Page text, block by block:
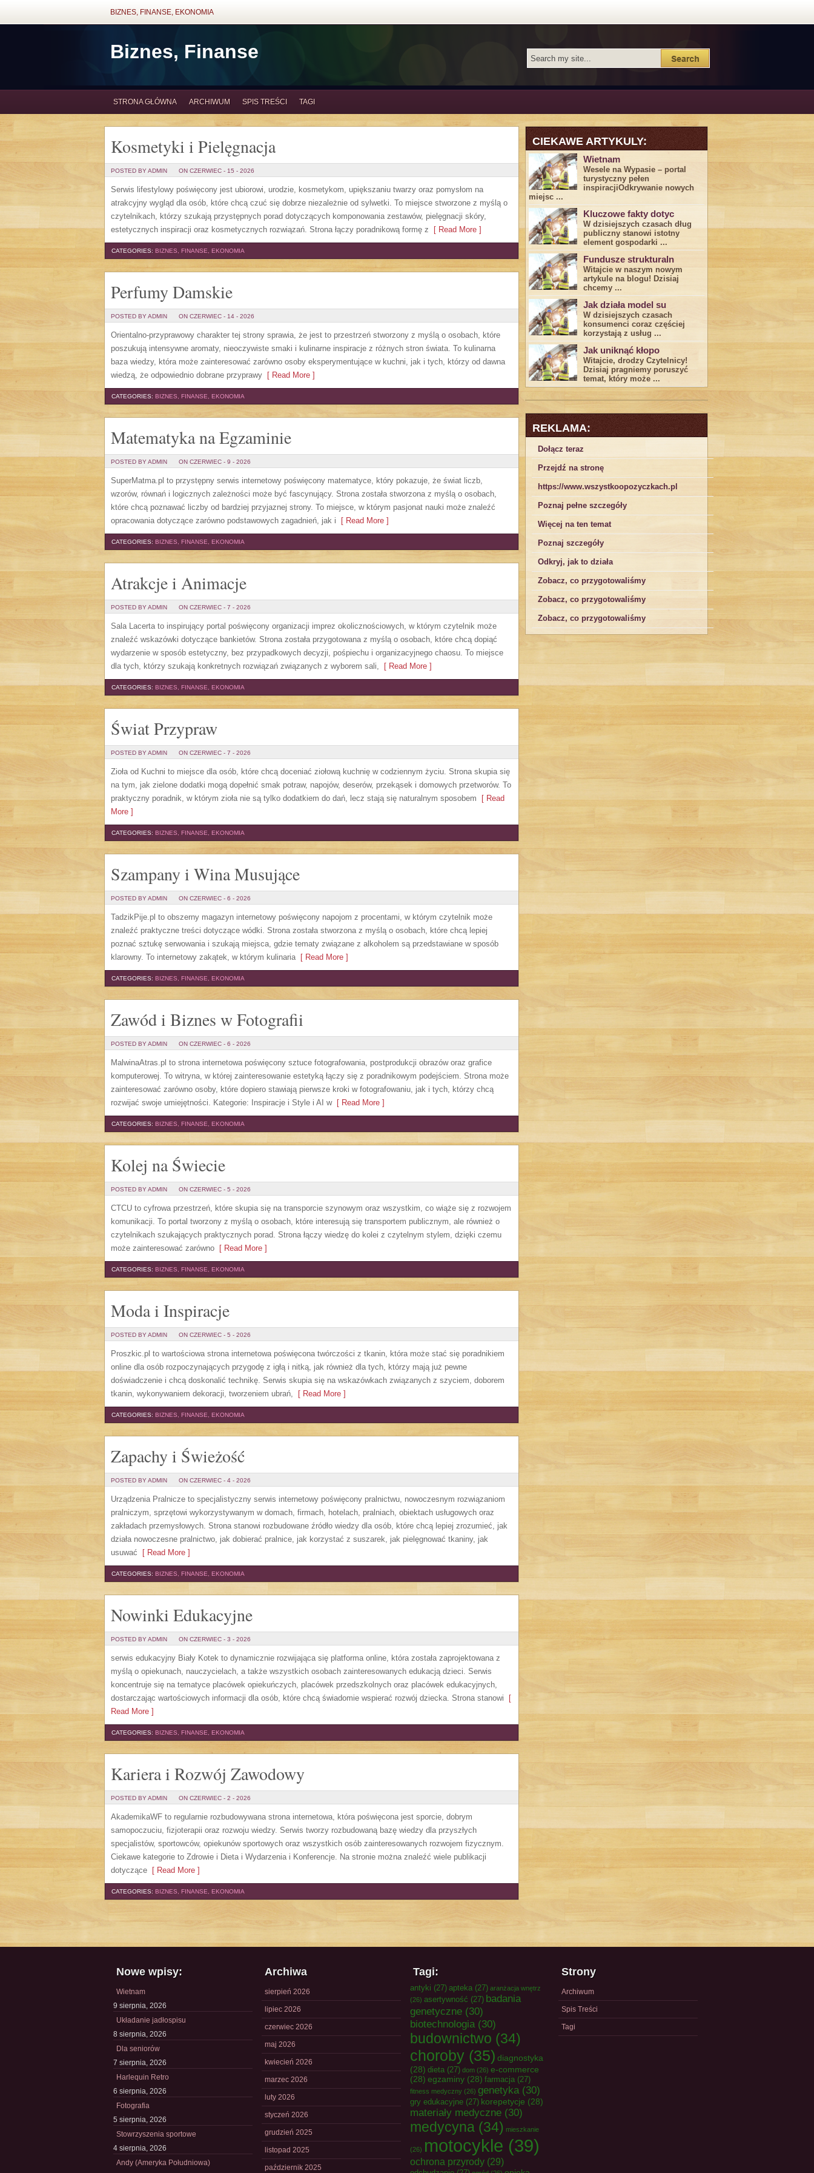
BIZNES, FINANSE, EKONOMIA
Biznes, Finanse
STRONA GŁÓWNA ARCHIWUM SPIS TREŚCI TAGI
Kosmetyki i Pielęgnacja
POSTED BY ADMIN ON CZERWIEC - 15 - 2026
Serwis lifestylowy poświęcony jest ubiorowi, urodzie, kosmetykom, upiększaniu twarzy oraz pomysłom na
atrakcyjny wygląd dla osób, które chcą czuć się dobrze niezależnie od sylwetki. To miejsce stworzone z myślą o
czytelnikach, którzy szukają przystępnych porad dotyczących komponowania zestawów, pielęgnacji skóry,
estetycznych inspiracji oraz kosmetycznych rozwiązań. Strona łączy poradnikową formę z [ Read More ]
CATEGORIES: BIZNES, FINANSE, EKONOMIA
Perfumy Damskie
POSTED BY ADMIN ON CZERWIEC - 14 - 2026
Orientalno-przyprawowy charakter tej strony sprawia, że jest to przestrzeń stworzony z myślą o osobach, które
poszukują intensywne aromaty, nieoczywiste smaki i kulinarne inspiracje z różnych stron świata. To kulinarna
baza wiedzy, która może zainteresować zarówno osoby eksperymentujące w kuchni, jak i tych, którzy od dawna
wiedzą, że odpowiednio dobrane przyprawy [ Read More ]
CATEGORIES: BIZNES, FINANSE, EKONOMIA
Matematyka na Egzaminie
POSTED BY ADMIN ON CZERWIEC - 9 - 2026
SuperMatma.pl to przystępny serwis internetowy poświęcony matematyce, który pokazuje, że świat liczb,
wzorów, równań i logicznych zależności może być fascynujący. Strona została stworzona z myślą o osobach,
które chcą poznawać liczby od bardziej przyjaznej strony. To miejsce, w którym pasjonat nauki może znaleźć
opracowania dotyczące zarówno podstawowych zagadnień, jak i [ Read More ]
CATEGORIES: BIZNES, FINANSE, EKONOMIA
Atrakcje i Animacje
POSTED BY ADMIN ON CZERWIEC - 7 - 2026
Sala Lacerta to inspirujący portal poświęcony organizacji imprez okolicznościowych, w którym czytelnik może
znaleźć wskazówki dotyczące bankietów. Strona została przygotowana z myślą o osobach, które chcą dopiąć
wydarzenie w sposób estetyczny, bez przypadkowych decyzji, pośpiechu i organizacyjnego chaosu. To miejsce
dla tych, którzy szukają konkretnych rozwiązań związanych z wyborem sali, [ Read More ]
CATEGORIES: BIZNES, FINANSE, EKONOMIA
Świat Przypraw
POSTED BY ADMIN ON CZERWIEC - 7 - 2026
Zioła od Kuchni to miejsce dla osób, które chcą doceniać ziołową kuchnię w codziennym życiu. Strona skupia się
na tym, jak zielone dodatki mogą dopełnić smak potraw, napojów, deserów, przekąsek i domowych przetworów. To
praktyczny poradnik, w którym zioła nie są tylko dodatkiem do dań, lecz stają się naturalnym sposobem [ Read
More ]
CATEGORIES: BIZNES, FINANSE, EKONOMIA
Szampany i Wina Musujące
POSTED BY ADMIN ON CZERWIEC - 6 - 2026
TadzikPije.pl to obszerny magazyn internetowy poświęcony napojom z procentami, w którym czytelnik może
znaleźć praktyczne treści dotyczące wódki. Strona została stworzona z myślą o osobach, które chcą lepiej
poznać sztukę serwowania i szukają miejsca, gdzie tematy związane z alkoholem są przedstawiane w sposób
klarowny. To internetowy zakątek, w którym kulinaria[ Read More ]
CATEGORIES: BIZNES, FINANSE, EKONOMIA
Zawód i Biznes w Fotografii
POSTED BY ADMIN ON CZERWIEC - 6 - 2026
MalwinaAtras.pl to strona internetowa poświęcony sztuce fotografowania, postprodukcji obrazów oraz grafice
komputerowej. To witryna, w której zainteresowanie estetyką łączy się z poradnikowym podejściem. Strona może
zainteresować zarówno osoby, które dopiero stawiają pierwsze kroki w fotografowaniu, jak i tych, którzy chcą
rozwijać swoje umiejętności. Kategorie: Inspiracje i Style i AI w[ Read More ]
CATEGORIES: BIZNES, FINANSE, EKONOMIA
Kolej na Świecie
POSTED BY ADMIN ON CZERWIEC - 5 - 2026
CTCU to cyfrowa przestrzeń, które skupia się na transporcie szynowym oraz wszystkim, co wiąże się z rozwojem
komunikacji. To portal tworzony z myślą o osobach, które interesują się transportem publicznym, ale również o
czytelnikach szukających praktycznych porad. Strona łączy wiedzę do kolei z czytelnym stylem, dzięki czemu
może zainteresować zarówno [ Read More ]
CATEGORIES: BIZNES, FINANSE, EKONOMIA
Moda i Inspiracje
POSTED BY ADMIN ON CZERWIEC - 5 - 2026
Proszkic.pl to wartościowa strona internetowa poświęcona twórczości z tkanin, która może stać się poradnikiem
online dla osób rozpoczynających przygodę z igłą i nitką, jak również dla tych, którzy mają już pewne
doświadczenie i chcą doskonalić technikę. Serwis skupia się na wskazówkach związanych z szyciem, doborem
tkanin, wykonywaniem dekoracji, tworzeniem ubrań, [ Read More ]
CATEGORIES: BIZNES, FINANSE, EKONOMIA
Zapachy i Świeżość
POSTED BY ADMIN ON CZERWIEC - 4 - 2026
Urządzenia Pralnicze to specjalistyczny serwis internetowy poświęcony pralnictwu, nowoczesnym rozwiązaniom
pralniczym, sprzętowi wykorzystywanym w domach, firmach, hotelach, pralniach, obiektach usługowych oraz
zakładach przemysłowych. Strona stanowi rozbudowane źródło wiedzy dla osób, które chcą lepiej zrozumieć, jak
działa nowoczesne pralnictwo, jak dobierać pralnice, jak korzystać z suszarek, jak pielęgnować tkaniny, jak
usuwać [ Read More ]
CATEGORIES: BIZNES, FINANSE, EKONOMIA
Nowinki Edukacyjne
POSTED BY ADMIN ON CZERWIEC - 3 - 2026
serwis edukacyjny Biały Kotek to dynamicznie rozwijająca się platforma online, która została zaprojektowana z
myślą o opiekunach, nauczycielach, a także wszystkich osobach zainteresowanych edukacją dzieci. Serwis
koncentruje się na tematyce placówek opiekuńczych, placówek przedszkolnych oraz placówek edukacyjnych,
dostarczając wartościowych informacji dla osób, które chcą świadomie wspierać rozwój dziecka. Strona stanowi [
Read More ]
CATEGORIES: BIZNES, FINANSE, EKONOMIA
Kariera i Rozwój Zawodowy
POSTED BY ADMIN ON CZERWIEC - 2 - 2026
AkademikaWF to regularnie rozbudowywana strona internetowa, która poświęcona jest sporcie, dobrym
samopoczuciu, fizjoterapii oraz rozwoju wiedzy. Serwis tworzy rozbudowaną bazę wiedzy dla przyszłych
specjalistów, sportowców, opiekunów sportowych oraz wszystkich osób zainteresowanych rozwojem fizycznym.
Ciekawe kategorie to Zdrowie i Dieta i Wydarzenia i Konferencje. Na stronie można znaleźć wiele publikacji
dotyczące [ Read More ]
CATEGORIES: BIZNES, FINANSE, EKONOMIA
CIEKAWE ARTYKULY:
Wietnam
Wesele na Wypasie – portal
turystyczny pełen
inspiracjiOdkrywanie nowych
miejsc ...
Kluczowe fakty dotyc
W dzisiejszych czasach dług
publiczny stanowi istotny
element gospodarki ...
Fundusze strukturaln
Witajcie w naszym nowym
artykule na blogu! Dzisiaj
chcemy ...
Jak działa model su
W dzisiejszych czasach
konsumenci ‌coraz częściej
korzystają z usług⁤ ...
Jak uniknąć kłopo
Witajcie, drodzy Czytelnicy!
Dzisiaj pragniemy poruszyć
temat, który może ...
REKLAMA:
Dołącz teraz
Przejdź na stronę
https://www.wszystkoopozyczkach.pl
Poznaj pełne szczegóły
Więcej na ten temat
Poznaj szczegóły
Odkryj, jak to działa
Zobacz, co przygotowaliśmy
Zobacz, co przygotowaliśmy
Zobacz, co przygotowaliśmy
Nowe wpisy:
Wietnam
9 sierpnia, 2026
Układanie jadłospisu
8 sierpnia, 2026
Dla seniorów
7 sierpnia, 2026
Harlequin Retro
6 sierpnia, 2026
Fotografia
5 sierpnia, 2026
Stowrzyszenia sportowe
4 sierpnia, 2026
Andy (Ameryka Południowa)
Archiwa
sierpień 2026
lipiec 2026
czerwiec 2026
maj 2026
kwiecień 2026
marzec 2026
luty 2026
styczeń 2026
grudzień 2025
listopad 2025
październik 2025
Tagi:
antyki (27) apteka (27) aranżacja wnętrz
(26) asertywność (27) badania
genetyczne (30)
biotechnologia(30)
budownictwo (34)
choroby (35) diagnostyka
(28) dieta (27) dom (26) e-commerce
(28) egzaminy (28) farmacja (27)
fitness medyczny (26) genetyka(30)
gry edukacyjne (27) korepetycje (28)
materiały medyczne (30)
medycyna (34) mieszkanie
(26) motocykle (39)
ochrona przyrody (29)
Strony
Archiwum
Spis Treści
Tagi